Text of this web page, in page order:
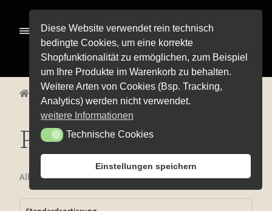
Navigation
springen
Inhalt
springen
Menü
Alle Pro­duk­te
Pre­mi­um-Wei­ne
Rot­wei­ne
Weiß­wei­ne
öffnen
Weiß­herbst-, Rosé- und Schillerweine
öffnen
Die fruch­ti­gen Vier
Start Alle Produkte Sekt und Secco Piccolo
Piccolo
Alle 2 Ergebnisse werden angezeigt
Diese Website verwendet rein technisch
bedingte Cookies, um eine korrekte
Shopfunktionalität zu ermöglichen, zum Beispiel
um Ihre Produkte im Warenkorb zu behalten.
Weitere Arten von Cookies (Bsp. Tracking,
Analytics) werden nicht verwendet.
weitere Informationen
Technische Cookies
Technische Cookies
Einstellungen speichern